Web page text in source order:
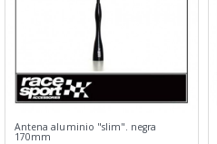
Antena aluminio "slim". negra
170mm